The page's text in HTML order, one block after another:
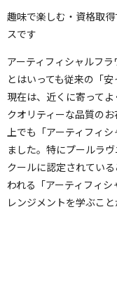
趣味で楽しむ・資格取
スです
アーティフィシャルフ
とはいっても従来の「
現在は、近くに寄って
クオリティーな品質の
上でも「アーティフィ
ました。特にプールラ
クールに認定されてい
われる「アーティフィ
レンジメントを学ぶこと